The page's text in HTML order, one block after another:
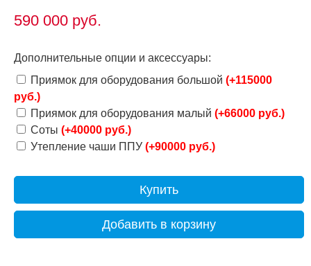
590 000 руб.
Дополнительные опции и аксессуары:
Приямок для оборудования большой (+115000
руб.)
Приямок для оборудования малый (+66000 руб.)
Соты (+40000 руб.)
Утепление чаши ППУ (+90000 руб.)
Купить
Добавить в корзину